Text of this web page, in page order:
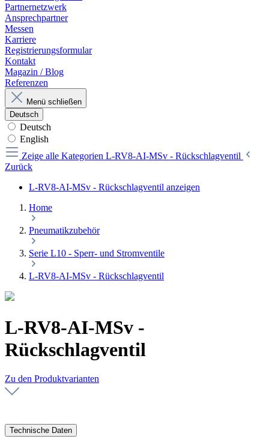
Partnernetzwerk
Ansprechpartner
Messen
Karriere
Registrierungsformular
Kontakt
Magazin / Blog
Referenzen
Menü schließen
Deutsch
Deutsch
English
Zeige alle Kategorien L-RV8-AI-MSv - Rückschlagventil
Zurück
L-RV8-AI-MSv - Rückschlagventil anzeigen
Home
Pneumatikzubehör
Serie L10 - Sperr- und Stromventile
L-RV8-AI-MSv - Rückschlagventil
L-RV8-AI-MSv -
Rückschlagventil
Zu den Produktvarianten
Technische Daten